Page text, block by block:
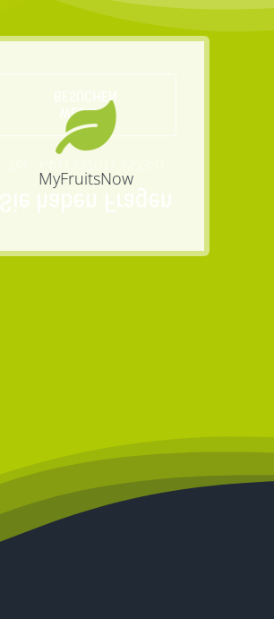
MyFruitsNow
Sie haben Fragen
WEBSITE
BESUCHEN